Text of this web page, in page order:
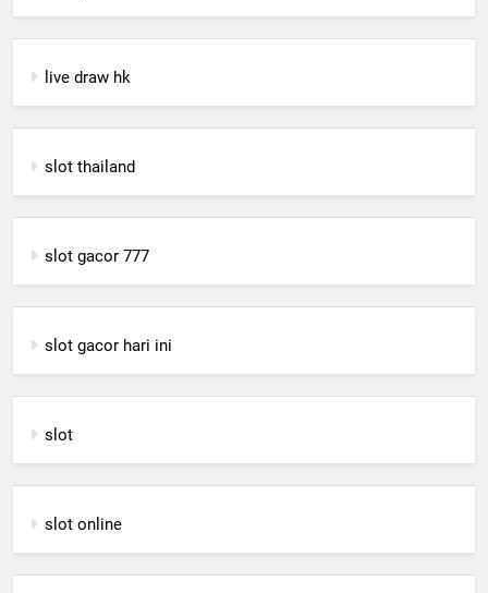
live draw hk
slot thailand
slot gacor 777
slot gacor hari ini
slot
slot online